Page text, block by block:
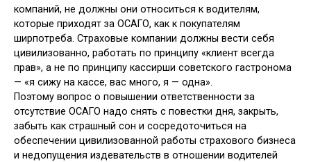
компаний, не должны они относиться к водителям,
которые приходят за ОСАГО, как к покупателям
ширпотреба. Страховые компании должны вести себя
цивилизованно, работать по принципу «клиент всегда
прав», а не по принципу кассирши советского гастронома
— «я сижу на кассе, вас много, я — одна».
Поэтому вопрос о повышении ответственности за
отсутствие ОСАГО надо снять с повестки дня, закрыть,
забыть как страшный сон и сосредоточиться на
обеспечении цивилизованной работы страхового бизнеса
и недопущения издевательств в отношении водителей